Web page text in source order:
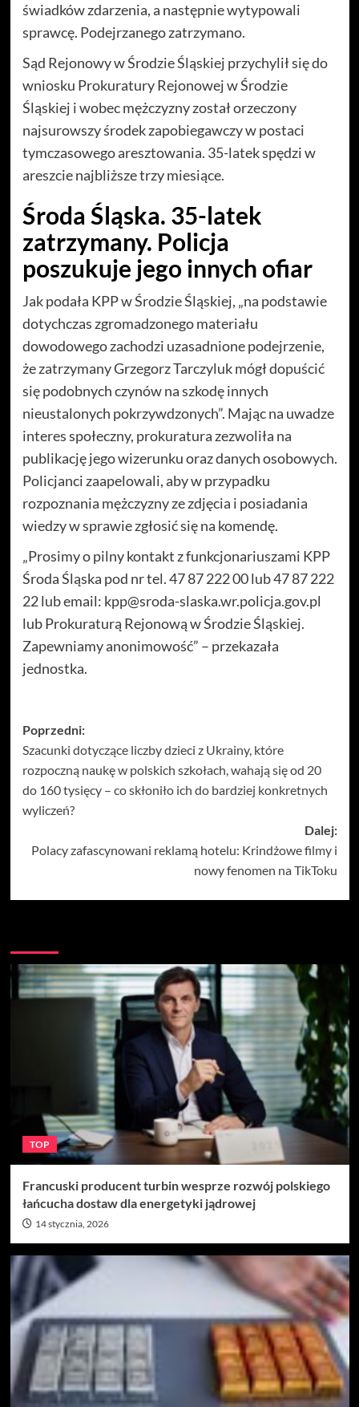
świadków zdarzenia, a następnie wytypowali
sprawcę. Podejrzanego zatrzymano.
Sąd Rejonowy w Środzie Śląskiej przychylił się do
wniosku Prokuratury Rejonowej w Środzie
Śląskiej i wobec mężczyzny został orzeczony
najsurowszy środek zapobiegawczy w postaci
tymczasowego aresztowania. 35-latek spędzi w
areszcie najbliższe trzy miesiące.
Środa Śląska. 35-latek
zatrzymany. Policja
poszukuje jego innych ofiar
Jak podała KPP w Środzie Śląskiej, „na podstawie
dotychczas zgromadzonego materiału
dowodowego zachodzi uzasadnione podejrzenie,
że zatrzymany Grzegorz Tarczyluk mógł dopuścić
się podobnych czynów na szkodę innych
nieustalonych pokrzywdzonych”. Mając na uwadze
interes społeczny, prokuratura zezwoliła na
publikację jego wizerunku oraz danych osobowych.
Policjanci zaapelowali, aby w przypadku
rozpoznania mężczyzny ze zdjęcia i posiadania
wiedzy w sprawie zgłosić się na komendę.
„Prosimy o pilny kontakt z funkcjonariuszami KPP
Środa Śląska pod nr tel. 47 87 222 00 lub 47 87 222
22 lub email: kpp@sroda-slaska.wr.policja.gov.pl
lub Prokuraturą Rejonową w Środzie Śląskiej.
Zapewniamy anonimowość” – przekazała
jednostka.
Zobacz
wpisy
Poprzedni:
Szacunki dotyczące liczby dzieci z Ukrainy, które
rozpoczną naukę w polskich szkołach, wahają się od 20
do 160 tysięcy – co skłoniło ich do bardziej konkretnych
wyliczeń?
Dalej:
Polacy zafascynowani reklamą hotelu: Krindżowe filmy i
nowy fenomen na TikToku
TOP
Francuski producent turbin wesprze rozwój polskiego
łańcucha dostaw dla energetyki jądrowej
14 stycznia, 2026